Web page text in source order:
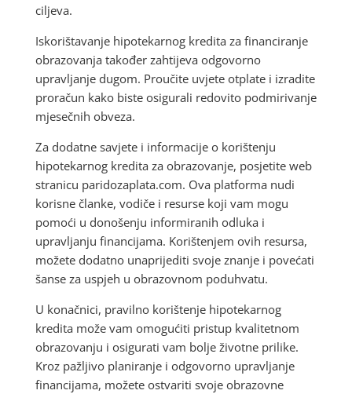
ciljeva.
Iskorištavanje hipotekarnog kredita za financiranje
obrazovanja također zahtijeva odgovorno
upravljanje dugom. Proučite uvjete otplate i izradite
proračun kako biste osigurali redovito podmirivanje
mjesečnih obveza.
Za dodatne savjete i informacije o korištenju
hipotekarnog kredita za obrazovanje, posjetite web
stranicu paridozaplata.com. Ova platforma nudi
korisne članke, vodiče i resurse koji vam mogu
pomoći u donošenju informiranih odluka i
upravljanju financijama. Korištenjem ovih resursa,
možete dodatno unaprijediti svoje znanje i povećati
šanse za uspjeh u obrazovnom poduhvatu.
U konačnici, pravilno korištenje hipotekarnog
kredita može vam omogućiti pristup kvalitetnom
obrazovanju i osigurati vam bolje životne prilike.
Kroz pažljivo planiranje i odgovorno upravljanje
financijama, možete ostvariti svoje obrazovne